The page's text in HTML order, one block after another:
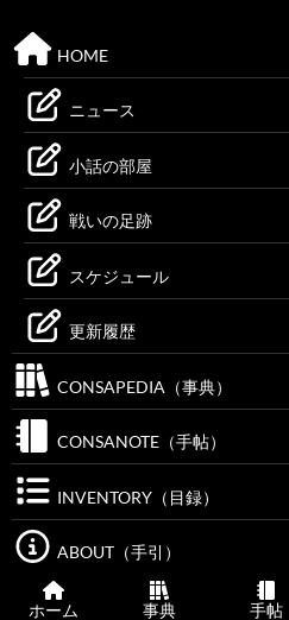
HOME
ニュース
小話の部屋
戦いの足跡
スケジュール
更新履歴
CONSAPEDIA（事典）
CONSANOTE（手帖）
INVENTORY（目録）
ABOUT（手引）
ホーム 事典 手帖